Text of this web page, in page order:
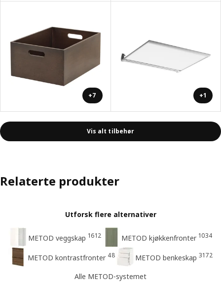
+7 +1
Vis alt tilbehør
Relaterte produkter
Utforsk flere alternativer
METOD veggskap 1612 METOD kjøkkenfronter 1034
METOD kontrastfronter 48 METOD benkeskap 3172
Alle METOD-systemet